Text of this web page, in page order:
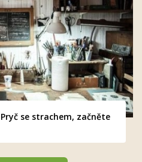
se strachem, začněte